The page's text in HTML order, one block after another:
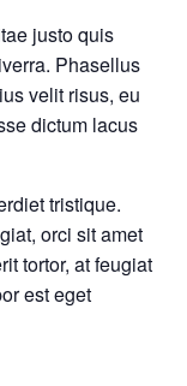
justo quis
Phasellus
velit risus, eu
dictum lacus
tristique.
orci sit amet
tortor, at feugiat
est eget